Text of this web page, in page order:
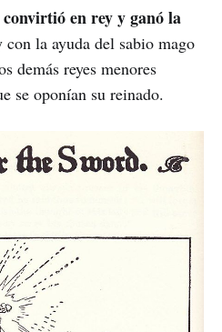
en rey y ganó la
con la ayuda del sabio mago
demás reyes menores
se oponían su reinado.